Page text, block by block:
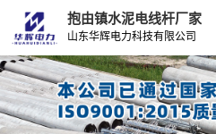
抱由镇水泥电线杆厂家
山东华辉电力科技有限公司